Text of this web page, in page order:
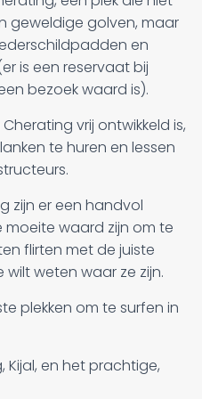
geweldige golven, maar
en
is een reservaat bij
bezoek waard is).
vrij ontwikkeld is,
te huren en lessen
zijn er een handvol
waard zijn om te
flirten met de juiste
weten waar ze zijn.
plekken om te surfen in
Kijal, en het prachtige,